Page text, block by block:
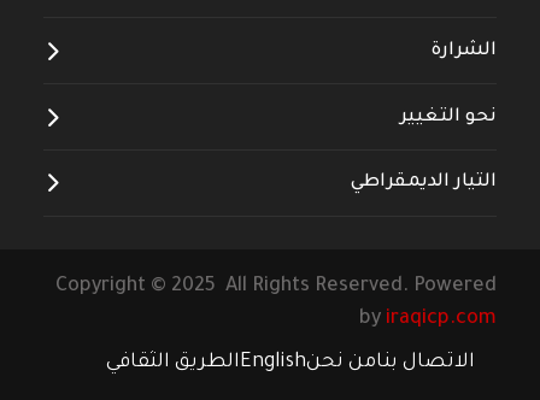
الشرارة
نحو التغيير
التيار الديمقراطي
Copyright © 2025 All Rights Reserved. Powered
by iraqicp.com
الاتصال بنامن نحنEnglishالطريق الثقافي